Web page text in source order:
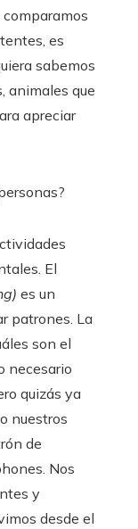
es
sabemos
animales que
apreciar
El
es un
patrones. La
son el
necesario
quizás ya
nuestros
de
Nos
y
desde el